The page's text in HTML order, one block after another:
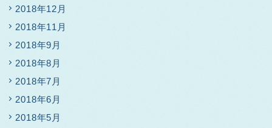
2018年12月
2018年11月
2018年9月
2018年8月
2018年7月
2018年6月
2018年5月